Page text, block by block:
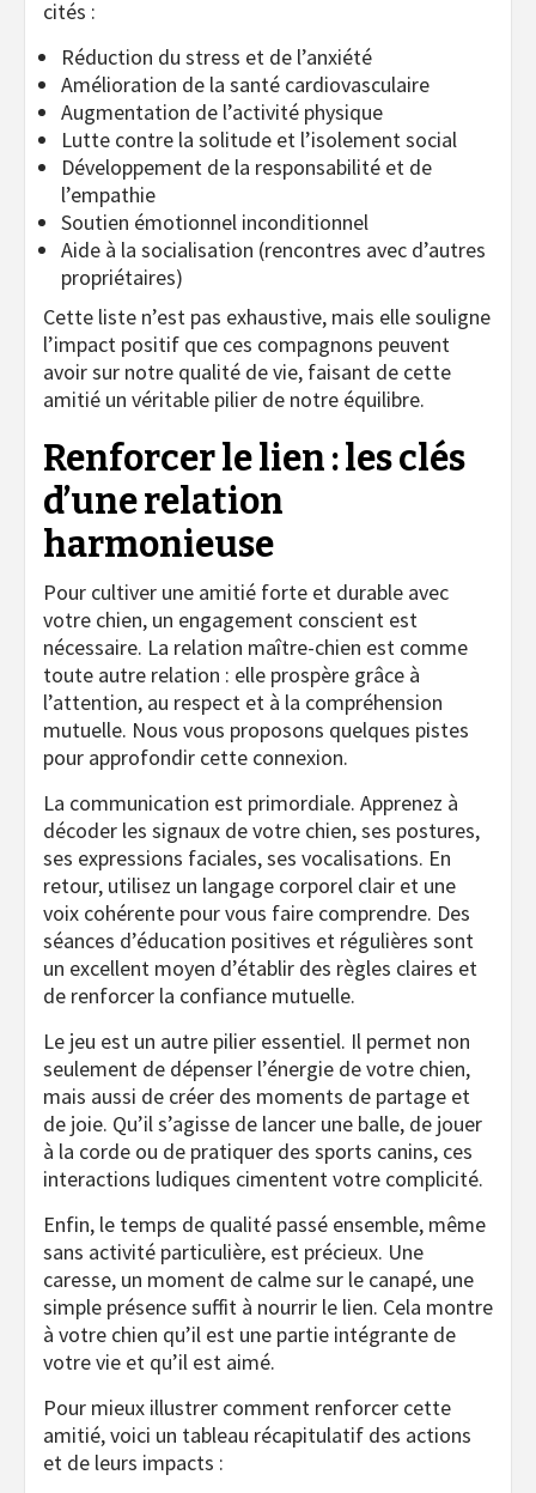
cités :
Réduction du stress et de l’anxiété
Amélioration de la santé cardiovasculaire
Augmentation de l’activité physique
Lutte contre la solitude et l’isolement social
Développement de la responsabilité et de
l’empathie
Soutien émotionnel inconditionnel
Aide à la socialisation (rencontres avec d’autres
propriétaires)
Cette liste n’est pas exhaustive, mais elle souligne
l’impact positif que ces compagnons peuvent
avoir sur notre qualité de vie, faisant de cette
amitié un véritable pilier de notre équilibre.
Renforcer le lien : les clés
d’une relation
harmonieuse
Pour cultiver une amitié forte et durable avec
votre chien, un engagement conscient est
nécessaire. La relation maître-chien est comme
toute autre relation : elle prospère grâce à
l’attention, au respect et à la compréhension
mutuelle. Nous vous proposons quelques pistes
pour approfondir cette connexion.
La communication est primordiale. Apprenez à
décoder les signaux de votre chien, ses postures,
ses expressions faciales, ses vocalisations. En
retour, utilisez un langage corporel clair et une
voix cohérente pour vous faire comprendre. Des
séances d’éducation positives et régulières sont
un excellent moyen d’établir des règles claires et
de renforcer la confiance mutuelle.
Le jeu est un autre pilier essentiel. Il permet non
seulement de dépenser l’énergie de votre chien,
mais aussi de créer des moments de partage et
de joie. Qu’il s’agisse de lancer une balle, de jouer
à la corde ou de pratiquer des sports canins, ces
interactions ludiques cimentent votre complicité.
Enfin, le temps de qualité passé ensemble, même
sans activité particulière, est précieux. Une
caresse, un moment de calme sur le canapé, une
simple présence suffit à nourrir le lien. Cela montre
à votre chien qu’il est une partie intégrante de
votre vie et qu’il est aimé.
Pour mieux illustrer comment renforcer cette
amitié, voici un tableau récapitulatif des actions
et de leurs impacts :